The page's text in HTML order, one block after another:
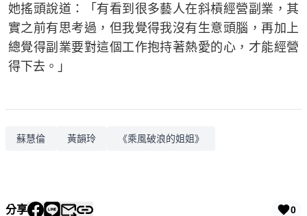
她搖頭說道：「有看到很多藝人在斜槓經營副業，其
實之前有思考過，但我覺得我沒有生意頭腦，再加上
總覺得副業要對這個工作抱持著熱愛的心，才能經營
得下去。」
蘇慧倫 黃韻玲 《乘風破浪的姐姐》
分享 0